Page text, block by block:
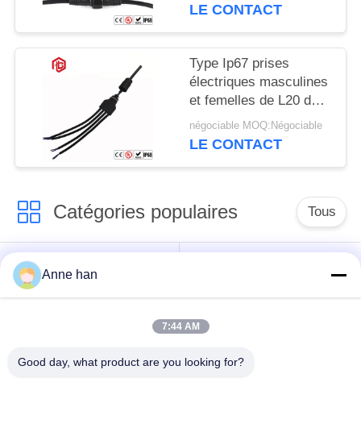
LE CONTACT
Type Ip67 prises
électriques masculines
et femelles de L20 de 3
manières T
négociable MOQ:Négociable
LE CONTACT
Catégories populaires Tous
Connecteur circulaire
imperméable
basse tension
imperméable de
Support de la lampe
Anne han
7:44 AM
Good day, what product are you looking for?